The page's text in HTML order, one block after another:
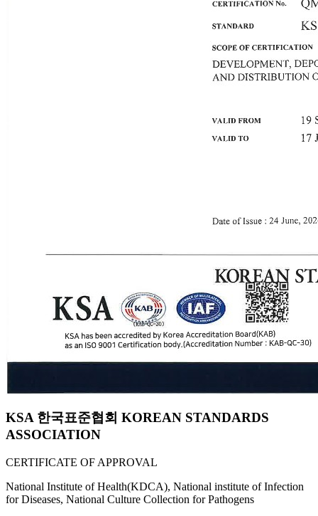
KSA 한국표준협회 KOREAN STANDARDS
ASSOCIATION
CERTIFICATE OF APPROVAL
National Institute of Health(KDCA), National institute of Infection
for Diseases, National Culture Collection for Pathogens